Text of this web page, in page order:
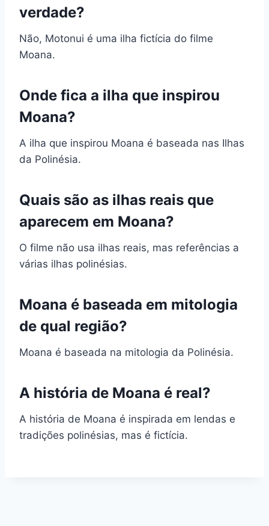
verdade?
Não, Motonui é uma ilha fictícia do filme
Moana.
Onde fica a ilha que inspirou
Moana?
A ilha que inspirou Moana é baseada nas Ilhas
da Polinésia.
Quais são as ilhas reais que
aparecem em Moana?
O filme não usa ilhas reais, mas referências a
várias ilhas polinésias.
Moana é baseada em mitologia
de qual região?
Moana é baseada na mitologia da Polinésia.
A história de Moana é real?
A história de Moana é inspirada em lendas e
tradições polinésias, mas é fictícia.